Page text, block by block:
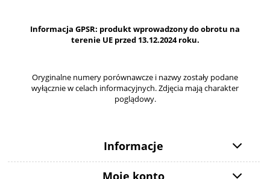
Informacja GPSR: produkt wprowadzony do obrotu na
terenie UE przed 13.12.2024 roku.
Oryginalne numery porównawcze i nazwy zostały podane
wyłącznie w celach informacyjnych. Zdjęcia mają charakter
poglądowy.
Informacje